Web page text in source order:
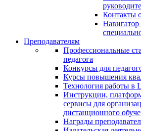
Контакты
Преподавателям
Профессиональные
педагога
Конкурсы для
Курсы повышения
Технология работы в
Инструкции,
сервисы для
дистанционного
Награды